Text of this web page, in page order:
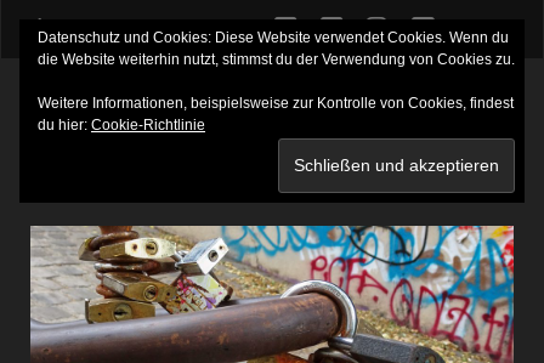
twitterfacebookinstagram
youtube
Datenschutz und Cookies: Diese Website verwendet Cookies. Wenn du
die Website weiterhin nutzt, stimmst du der Verwendung von Cookies zu.
Weitere Informationen, beispielsweise zur Kontrolle von Cookies, findest
du hier: Cookie-Richtlinie